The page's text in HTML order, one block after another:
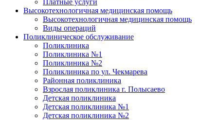
Высокотехнологичная медицинская помощь
Высокотехнологичная медицинская помощь
Виды операций
Поликлиническое обслуживание
Поликлиника
Поликлиника №1
Поликлиника №2
Поликлиника по ул. Чекмарева
Районная поликлиника
Взрослая поликлиника г. Полысаево
Детская поликлиника
Детская поликлиника №1
Детская поликлиника №2